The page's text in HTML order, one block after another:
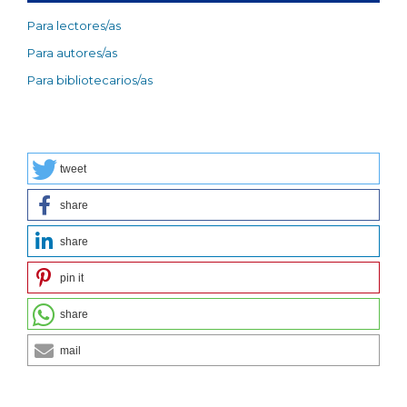
Para lectores/as
Para autores/as
Para bibliotecarios/as
tweet
share
share
pin it
share
mail